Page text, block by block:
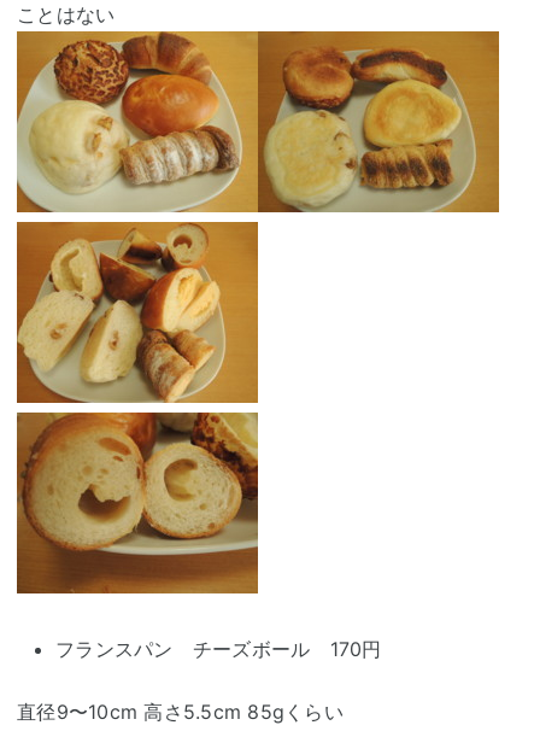
ことはない
フランスパン チーズボール 170円
直径9〜10cm 高さ5.5cm 85gくらい